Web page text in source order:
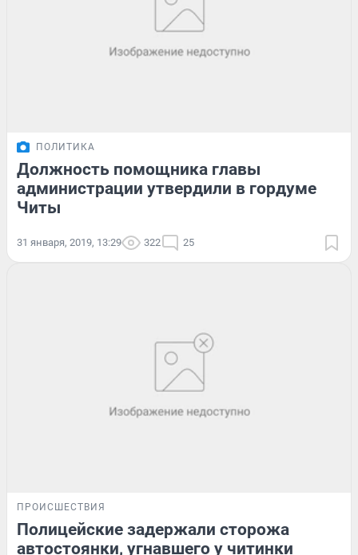
ПОЛИТИКА
Должность помощника главы
администрации утвердили в гордуме
Читы
31 января, 2019, 13:29 322 25
ПРОИСШЕСТВИЯ
Полицейские задержали сторожа
автостоянки, угнавшего у читинки